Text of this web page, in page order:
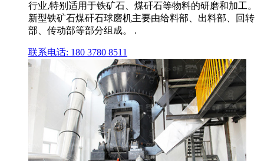
行业,特别适用于铁矿石、煤矸石等物料的研磨和加工。
新型铁矿石煤矸石球磨机主要由给料部、出料部、回转
部、传动部等部分组成。 .
联系电话: 180 3780 8511